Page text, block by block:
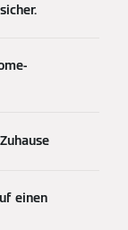
einen